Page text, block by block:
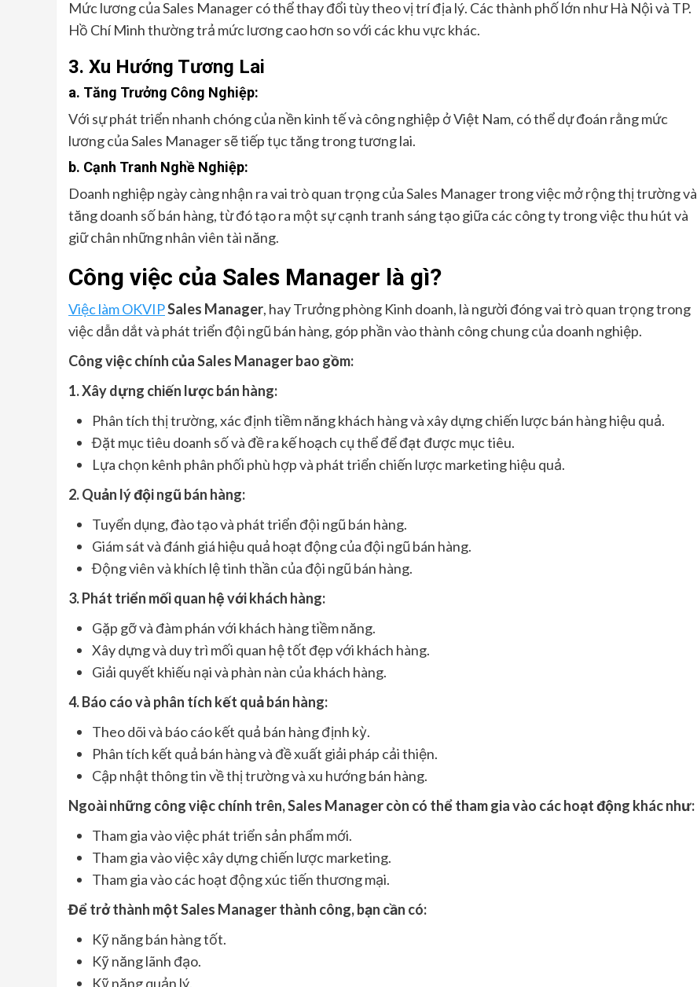
Mức lương của Sales Manager có thể thay đổi tùy theo vị trí địa lý. Các thành phố lớn như Hà Nội và TP.
Hồ Chí Minh thường trả mức lương cao hơn so với các khu vực khác.
3. Xu Hướng Tương Lai
a. Tăng Trưởng Công Nghiệp:
Với sự phát triển nhanh chóng của nền kinh tế và công nghiệp ở Việt Nam, có thể dự đoán rằng mức
lương của Sales Manager sẽ tiếp tục tăng trong tương lai.
b. Cạnh Tranh Nghề Nghiệp:
Doanh nghiệp ngày càng nhận ra vai trò quan trọng của Sales Manager trong việc mở rộng thị trường và
tăng doanh số bán hàng, từ đó tạo ra một sự cạnh tranh sáng tạo giữa các công ty trong việc thu hút và
giữ chân những nhân viên tài năng.
Công việc của Sales Manager là gì?
Việc làm OKVIPSales Manager, hay Trưởng phòng Kinh doanh, là người đóng vai trò quan trọng trong
việc dẫn dắt và phát triển đội ngũ bán hàng, góp phần vào thành công chung của doanh nghiệp.
Công việc chính của Sales Manager bao gồm:
1. Xây dựng chiến lược bán hàng:
Phân tích thị trường, xác định tiềm năng khách hàng và xây dựng chiến lược bán hàng hiệu quả.
Đặt mục tiêu doanh số và đề ra kế hoạch cụ thể để đạt được mục tiêu.
Lựa chọn kênh phân phối phù hợp và phát triển chiến lược marketing hiệu quả.
2. Quản lý đội ngũ bán hàng:
Tuyển dụng, đào tạo và phát triển đội ngũ bán hàng.
Giám sát và đánh giá hiệu quả hoạt động của đội ngũ bán hàng.
Động viên và khích lệ tinh thần của đội ngũ bán hàng.
3. Phát triển mối quan hệ với khách hàng:
Gặp gỡ và đàm phán với khách hàng tiềm năng.
Xây dựng và duy trì mối quan hệ tốt đẹp với khách hàng.
Giải quyết khiếu nại và phàn nàn của khách hàng.
4. Báo cáo và phân tích kết quả bán hàng:
Theo dõi và báo cáo kết quả bán hàng định kỳ.
Phân tích kết quả bán hàng và đề xuất giải pháp cải thiện.
Cập nhật thông tin về thị trường và xu hướng bán hàng.
Ngoài những công việc chính trên, Sales Manager còn có thể tham gia vào các hoạt động khác như:
Tham gia vào việc phát triển sản phẩm mới.
Tham gia vào việc xây dựng chiến lược marketing.
Tham gia vào các hoạt động xúc tiến thương mại.
Để trở thành một Sales Manager thành công, bạn cần có:
Kỹ năng bán hàng tốt.
Kỹ năng lãnh đạo.
Kỹ năng quản lý.